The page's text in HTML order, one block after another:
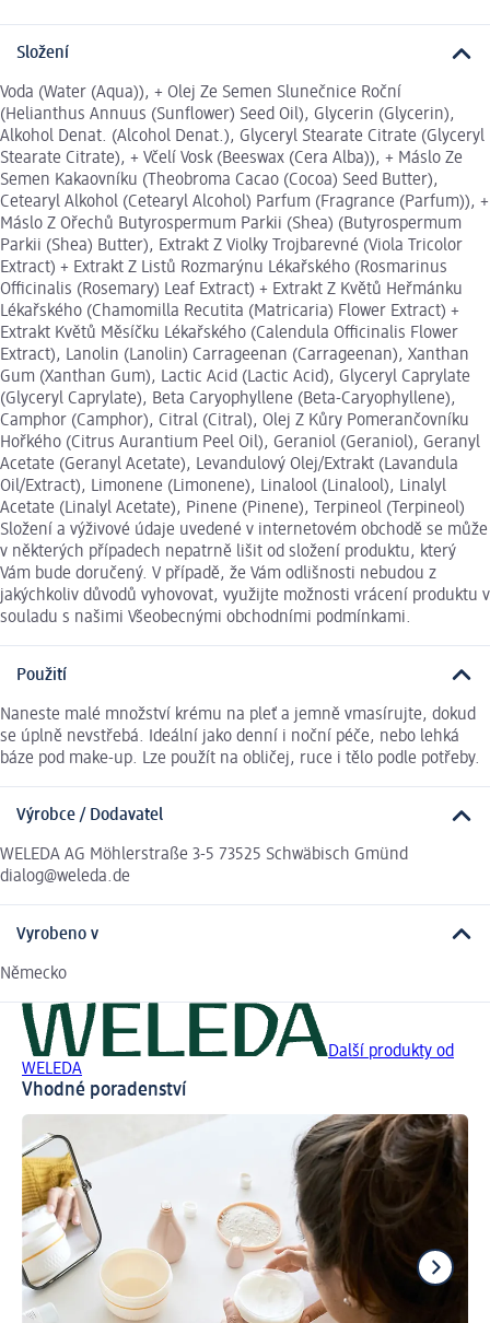
Složení
Voda (Water (Aqua)), + Olej Ze Semen Slunečnice Roční
(Helianthus Annuus (Sunflower) Seed Oil), Glycerin (Glycerin),
Alkohol Denat. (Alcohol Denat.), Glyceryl Stearate Citrate (Glyceryl
Stearate Citrate), + Včelí Vosk (Beeswax (Cera Alba)), + Máslo Ze
Semen Kakaovníku (Theobroma Cacao (Cocoa) Seed Butter),
Cetearyl Alkohol (Cetearyl Alcohol) Parfum (Fragrance (Parfum)), +
Máslo Z Ořechů Butyrospermum Parkii (Shea) (Butyrospermum
Parkii (Shea) Butter), Extrakt Z Violky Trojbarevné (Viola Tricolor
Extract) + Extrakt Z Listů Rozmarýnu Lékařského (Rosmarinus
Officinalis (Rosemary) Leaf Extract) + Extrakt Z Květů Heřmánku
Lékařského (Chamomilla Recutita (Matricaria) Flower Extract) +
Extrakt Květů Měsíčku Lékařského (Calendula Officinalis Flower
Extract), Lanolin (Lanolin) Carrageenan (Carrageenan), Xanthan
Gum (Xanthan Gum), Lactic Acid (Lactic Acid), Glyceryl Caprylate
(Glyceryl Caprylate), Beta Caryophyllene (Beta-Caryophyllene),
Camphor (Camphor), Citral (Citral), Olej Z Kůry Pomerančovníku
Hořkého (Citrus Aurantium Peel Oil), Geraniol (Geraniol), Geranyl
Acetate (Geranyl Acetate), Levandulový Olej/Extrakt (Lavandula
Oil/Extract), Limonene (Limonene), Linalool (Linalool), Linalyl
Acetate (Linalyl Acetate), Pinene (Pinene), Terpineol (Terpineol)
Složení a výživové údaje uvedené v internetovém obchodě se může
v některých případech nepatrně lišit od složení produktu, který
Vám bude doručený. V případě, že Vám odlišnosti nebudou z
jakýchkoliv důvodů vyhovovat, využijte možnosti vrácení produktu v
souladu s našimi Všeobecnými obchodními podmínkami.
Použití
Naneste malé množství krému na pleť a jemně vmasírujte, dokud
se úplně nevstřebá. Ideální jako denní i noční péče, nebo lehká
báze pod make-up. Lze použít na obličej, ruce i tělo podle potřeby.
Výrobce / Dodavatel
WELEDA AG Möhlerstraße 3-5 73525 Schwäbisch Gmünd
dialog@weleda.de
Vyrobeno v
Německo
Další produkty od
WELEDA
Vhodné poradenství